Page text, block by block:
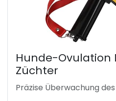
Hunde-Ovulation
Züchter
Präzise Überwachung